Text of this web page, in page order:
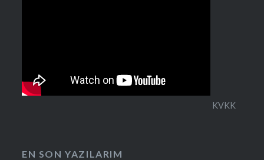
KVKK
EN SON YAZILARIM